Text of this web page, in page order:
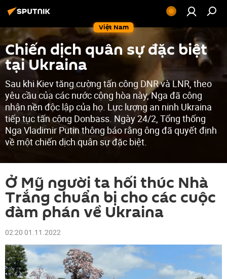
Việt Nam
Chiến dịch quân sự đặc biệt
tại Ukraina
Sau khi Kiev tăng cường tấn công DNR và LNR, theo
yêu cầu của các nước cộng hòa này, Nga đã công
nhận nền độc lập của họ. Lực lượng an ninh Ukraina
tiếp tục tấn công Donbass. Ngày 24/2, Tổng thống
Nga Vladimir Putin thông báo rằng ông đã quyết định
về một chiến dịch quân sự đặc biệt.
Ở Mỹ người ta hối thúc Nhà
Trắng chuẩn bị cho các cuộc
đàm phán về Ukraina
02:20 01.11.2022